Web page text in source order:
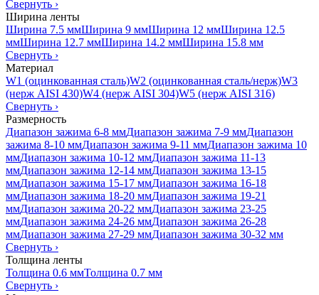
Свернуть ›
Ширина ленты
Ширина 7.5 ммШирина 9 ммШирина 12 ммШирина 12.5
ммШирина 12.7 ммШирина 14.2 ммШирина 15.8 мм
Свернуть ›
Материал
W1 (оцинкованная сталь)W2 (оцинкованная сталь/нерж)W3
(нерж AISI 430)W4 (нерж AISI 304)W5 (нерж AISI 316)
Свернуть ›
Размерность
Диапазон зажима 6-8 ммДиапазон зажима 7-9 ммДиапазон
зажима 8-10 ммДиапазон зажима 9-11 ммДиапазон зажима 10
ммДиапазон зажима 10-12 ммДиапазон зажима 11-13
ммДиапазон зажима 12-14 ммДиапазон зажима 13-15
ммДиапазон зажима 15-17 ммДиапазон зажима 16-18
ммДиапазон зажима 18-20 ммДиапазон зажима 19-21
ммДиапазон зажима 20-22 ммДиапазон зажима 23-25
ммДиапазон зажима 24-26 ммДиапазон зажима 26-28
ммДиапазон зажима 27-29 ммДиапазон зажима 30-32 мм
Свернуть ›
Толщина ленты
Толщина 0.6 ммТолщина 0.7 мм
Свернуть ›